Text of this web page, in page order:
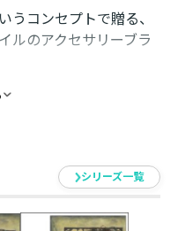
うコンセプトで贈る、
ルのアクセサリーブラ
スとなった描きおろし
100mm×148mm）
シリーズ一覧